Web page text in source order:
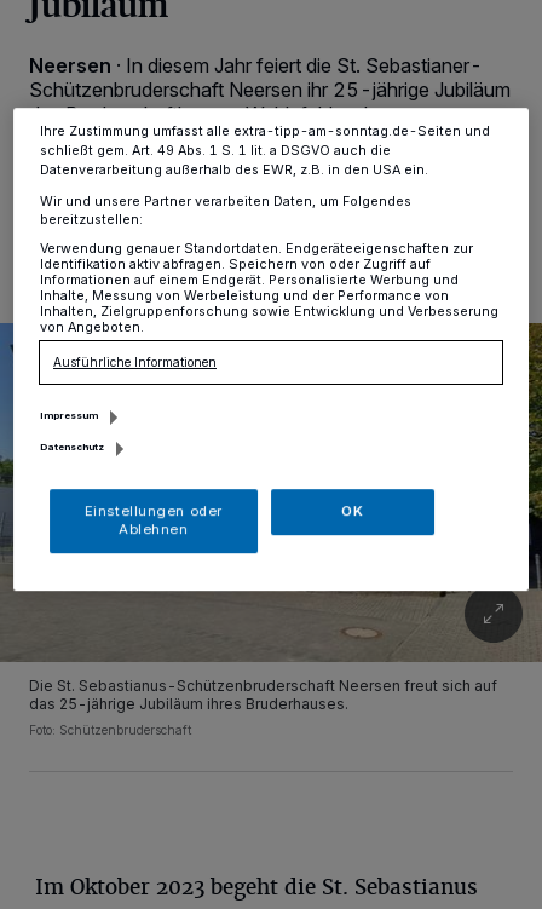
Neersen · In diesem Jahr feiert die St. Sebastianer-
Schützenbruderschaft Neersen ihr 25-jährige Jubiläum
des Bruderschafthauses Wahlefeldsaal.
19.10.2023 , 11:45 Uhr Eine Minute Lesezeit
Die St. Sebastianus-Schützenbruderschaft Neersen freut sich auf
das 25-jährige Jubiläum ihres Bruderhauses.
Foto: Schützenbruderschaft
Im Oktober 2023 begeht die St. Sebastianus
Einstellungen oder Ablehnen am unteren Rand der Webseite klicken.
Ihre Einstellungen gelten innerhalb unseres Website. Weitere
Informationen finden Sie in unserer Datenschutzerklärung.
Ihre Zustimmung umfasst alle extra-tipp-am-sonntag.de-Seiten und
schließt gem. Art. 49 Abs. 1 S. 1 lit. a DSGVO auch die
Datenverarbeitung außerhalb des EWR, z.B. in den USA ein.
Wir und unsere Partner verarbeiten Daten, um Folgendes
bereitzustellen:
Verwendung genauer Standortdaten. Endgeräteeigenschaften zur
Identifikation aktiv abfragen. Speichern von oder Zugriff auf
Informationen auf einem Endgerät. Personalisierte Werbung und
Inhalte, Messung von Werbeleistung und der Performance von
Inhalten, Zielgruppenforschung sowie Entwicklung und Verbesserung
von Angeboten.
Ausführliche Informationen
Impressum
Datenschutz
Einstellungen oder
Ablehnen
OK